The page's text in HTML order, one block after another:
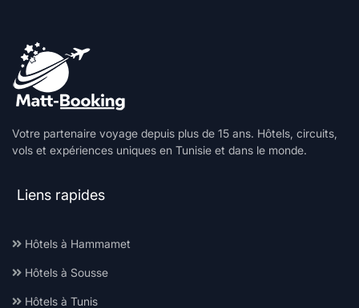
Votre partenaire voyage depuis plus de 15 ans. Hôtels, circuits,
vols et expériences uniques en Tunisie et dans le monde.
Liens rapides
Hôtels à Hammamet
Hôtels à Sousse
Hôtels à Tunis